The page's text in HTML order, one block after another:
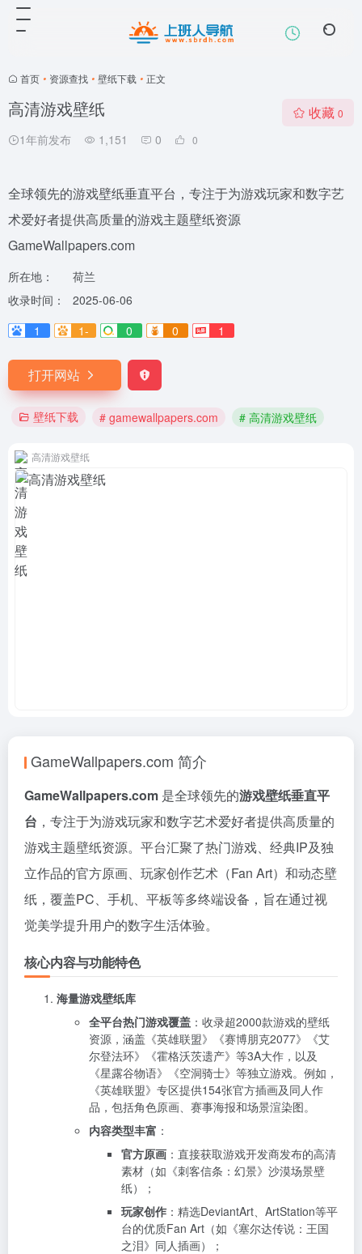
首页 • 资源查找 • 壁纸下载 • 正文
高清游戏壁纸
1年前发布 1,151 0 0
收藏 0
全球领先的游戏壁纸垂直平台，专注于为游戏玩家和数字艺
术爱好者提供高质量的游戏主题壁纸资源
GameWallpapers.com
所在地：
荷兰
收录时间：
2025-06-06
1
1- 0 0 1
打开网站
壁纸下载 # gamewallpapers.com # 高清游戏壁纸
高清游戏壁纸
GameWallpapers.com 简介
GameWallpapers.com 是全球领先的游戏壁纸垂直平
台 ，专注于为游戏玩家和数字艺术爱好者提供高质量的
游戏主题壁纸资源。平台汇聚了热门游戏、经典IP及独
立作品的官方原画、玩家创作艺术（Fan Art）和动态壁
纸，覆盖PC、手机、平板等多终端设备，旨在通过视
觉美学提升用户的数字生活体验。
核心内容与功能特色
海量游戏壁纸库
全平台热门游戏覆盖 ：收录超2000款游戏的壁纸
资源，涵盖《英雄联盟》《赛博朋克2077》《艾
尔登法环》《霍格沃茨遗产》等3A大作，以及
《星露谷物语》《空洞骑士》等独立游戏。例如，
《英雄联盟》专区提供154张官方插画及同人作
品，包括角色原画、赛事海报和场景渲染图。
内容类型丰富 ：
官方原画 ：直接获取游戏开发商发布的高清
素材（如《刺客信条：幻景》沙漠场景壁
纸）；
玩家创作 ：精选DeviantArt、ArtStation等平
台的优质Fan Art（如《塞尔达传说：王国
之泪》同人插画）；